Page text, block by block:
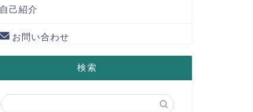
の？強みは？
自己紹介
お問い合わせ
検索